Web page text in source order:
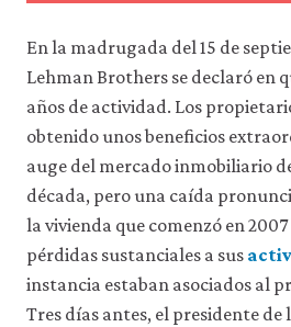
mejorar
la
funcionalidad
la
facilidad
uso
de
nuestro
sitio
web.
Estas
En la madrugada del 15 de
Lehman Brothers se declaró en
años de actividad. Los
obtenido unos beneficios
auge del mercado inmobiliario
década, pero una caída
la vivienda que comenzó en
pérdidas sustanciales a sus
instancia estaban asociados al
Tres días antes, el presidente de